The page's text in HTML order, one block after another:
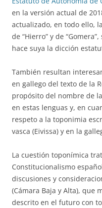
en la versión actual de
actualizado, en todo ello,
de “Hierro” y de
hace suya la dicción
También resultan
en gallego del texto de la
propósito del nombre de
en estas lenguas y, en
respeto a la toponimia
vasca (Eivissa) y en la
La cuestión toponímica
Constitucionalismo
discusiones y
(Cámara Baja y Alta), que
descrito en el futuro con